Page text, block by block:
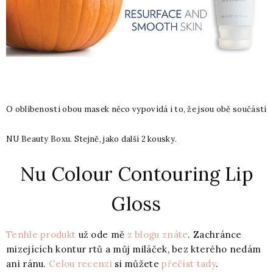
O oblíbenosti obou masek něco vypovídá i to, že jsou obě součástí
NU Beauty Boxu. Stejně, jako další 2 kousky.
Nu Colour Contouring Lip
Gloss
Tenhle produkt už ode mě z blogu znáte. Zachránce
mizejících kontur rtů a můj miláček, bez kterého nedám
ani ránu. Celou recenzisi můžetepřečíst tady.